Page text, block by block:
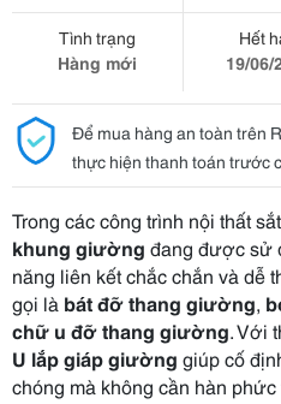
Tình trạng
Hàng mới
Hết
19/06/
Để mua hàng an toàn trên
thực hiện thanh toán trước
Trong các công trình nội thất
khung giường đang được sử
năng liên kết chắc chắn và dễ
gọi là bát đỡ thang giường,
chữ u đỡ thang giường. Với
U lắp giáp giường giúp cố
chóng mà không cần hàn phức